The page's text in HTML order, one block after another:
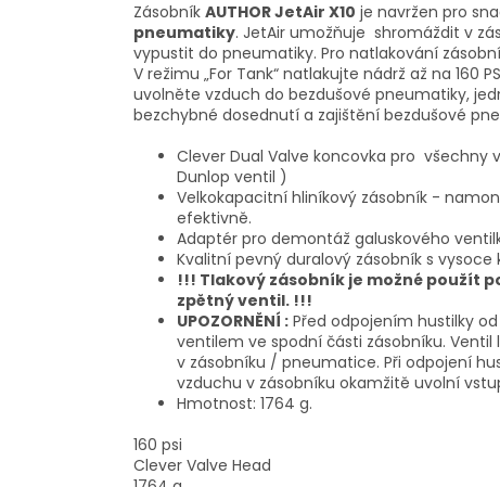
Zásobník AUTHOR JetAir X10 je navržen pro
pneumatiky. JetAir umožňuje shromáždit v
vypustit do pneumatiky. Pro natlakování
V režimu „For Tank“ natlakujte nádrž až na 160
uvolněte vzduch do bezdušové pneumatiky,
bezchybné dosednutí a zajištění bezdušové
Clever Dual Valve koncovka pro všechny
Dunlop ventil )
Velkokapacitní hliníkový zásobník -
efektivně.
Adaptér pro demontáž galuskového
Kvalitní pevný duralový zásobník s
!!! Tlakový zásobník je možné použít
zpětný ventil. !!!
UPOZORNĚNÍ : Před odpojením hustilky
ventilem ve spodní části zásobníku.
v zásobníku / pneumatice. Při odpojení
vzduchu v zásobníku okamžitě uvolní
Hmotnost: 1764 g.
160 psi
Clever Valve Head